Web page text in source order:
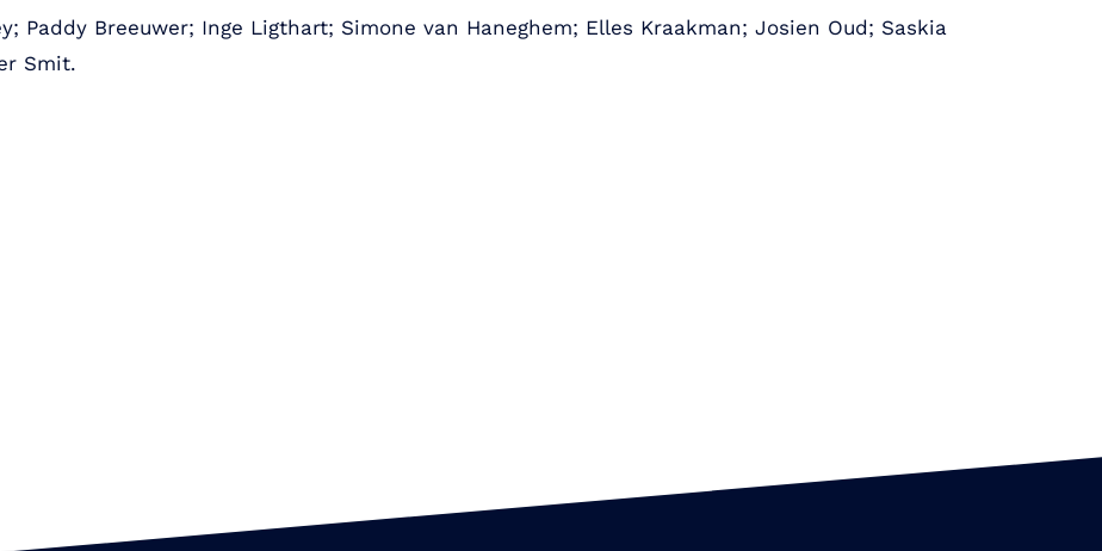
Paddy Breeuwer; Inge Ligthart; Simone van Haneghem; Elles Kraakman; Josien Oud; Saskia
Smit.